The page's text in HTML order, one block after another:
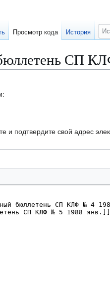
СП
и подтвердите свой адрес
Просмотр кода История
П
о
с
к